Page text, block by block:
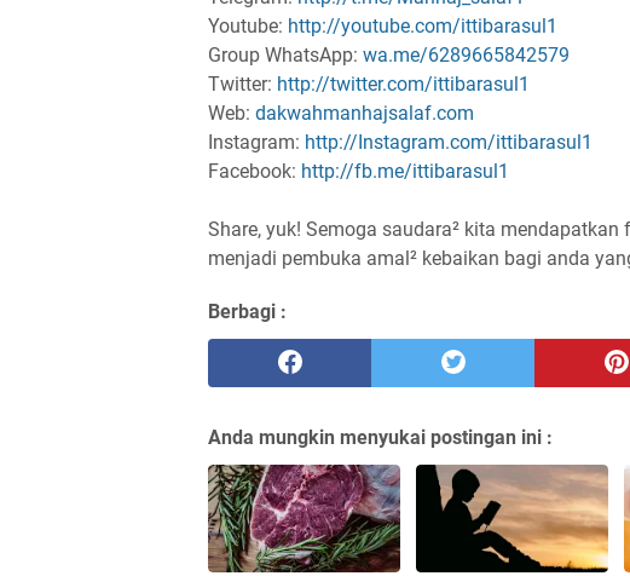
Youtube: http://youtube.com/ittibarasul1
Group WhatsApp: wa.me/6289665842579
Twitter: http://twitter.com/ittibarasul1
Web: dakwahmanhajsalaf.com
Instagram: http://Instagram.com/ittibarasul1
Facebook: http://fb.me/ittibarasul1
Share, yuk! Semoga saudara² kita
Berbagi :
Anda mungkin menyukai postingan ini :